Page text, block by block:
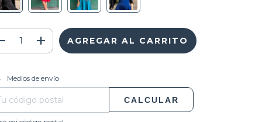
para el CP:
Medios de envío
CALCULAR